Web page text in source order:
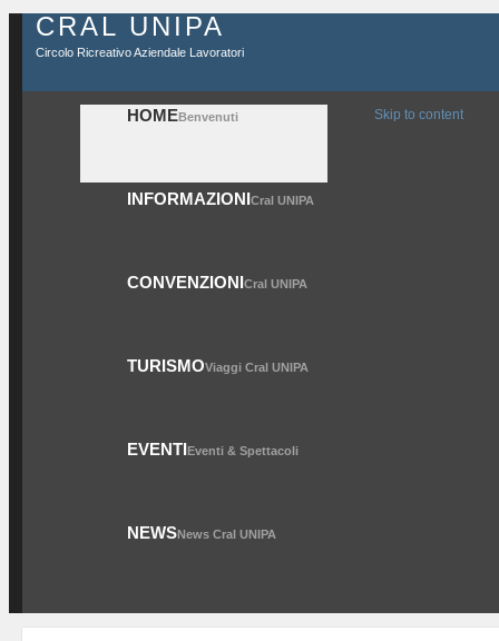
CRAL UNIPA
Circolo Ricreativo Aziendale Lavoratori
HOMEBenvenuti
INFORMAZIONICral UNIPA
CONVENZIONICral UNIPA
TURISMOViaggi Cral UNIPA
EVENTIEventi & Spettacoli
NEWSNews Cral UNIPA
Skip to content